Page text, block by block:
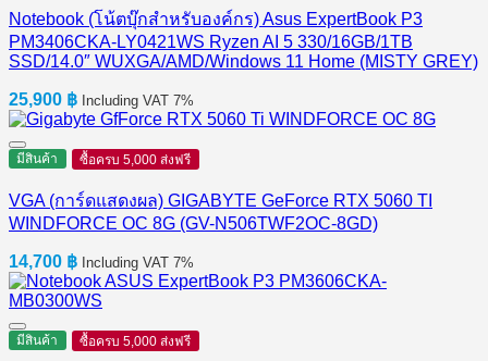
Notebook (โน้ตบุ๊กสำหรับองค์กร) Asus ExpertBook P3
PM3406CKA-LY0421WS Ryzen AI 5 330/16GB/1TB
SSD/14.0″ WUXGA/AMD/Windows 11 Home (MISTY GREY)
25,900 ฿ Including VAT 7%
มีสินค้า ซื้อครบ 5,000 ส่งฟรี
VGA (การ์ดแสดงผล) GIGABYTE GeForce RTX 5060 TI
WINDFORCE OC 8G (GV-N506TWF2OC-8GD)
14,700 ฿ Including VAT 7%
มีสินค้า ซื้อครบ 5,000 ส่งฟรี